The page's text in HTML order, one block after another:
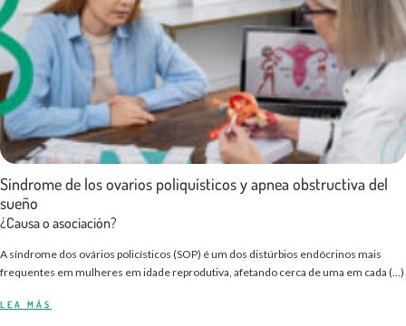
Síndrome de los ovarios poliquísticos y apnea obstructiva del
sueño
¿Causa o asociación?
A síndrome dos ovários policísticos (SOP) é um dos distúrbios endócrinos mais
frequentes em mulheres em idade reprodutiva, afetando cerca de uma em cada (…)
LEA MÁS